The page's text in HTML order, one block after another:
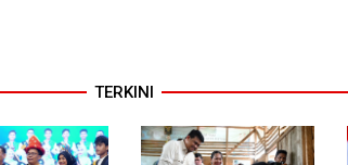
TERKINI